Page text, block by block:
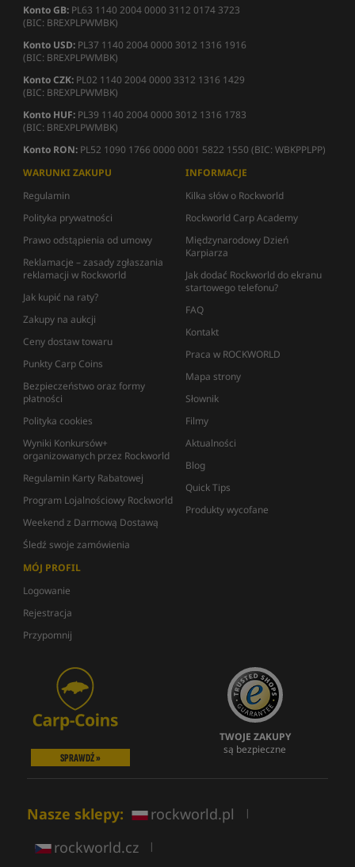
Konto GB: PL63 1140 2004 0000 3112 0174 3723
(BIC: BREXPLPWMBK)
Konto USD: PL37 1140 2004 0000 3012 1316 1916
(BIC: BREXPLPWMBK)
Konto CZK: PL02 1140 2004 0000 3312 1316 1429
(BIC: BREXPLPWMBK)
Konto HUF: PL39 1140 2004 0000 3012 1316 1783
(BIC: BREXPLPWMBK)
Konto RON: PL52 1090 1766 0000 0001 5822 1550 (BIC: WBKPPLPP)
WARUNKI ZAKUPU
Regulamin
Polityka prywatności
Prawo odstąpienia od umowy
Reklamacje – zasady zgłaszania
reklamacji w Rockworld
Jak kupić na raty?
Zakupy na aukcji
Ceny dostaw towaru
Punkty Carp Coins
Bezpieczeństwo oraz formy
płatności
Polityka cookies
Wyniki Konkursów+
organizowanych przez Rockworld
Regulamin Karty Rabatowej
Program Lojalnościowy Rockworld
Weekend z Darmową Dostawą
Śledź swoje zamówienia
INFORMACJE
Kilka słów o Rockworld
Rockworld Carp Academy
Międzynarodowy Dzień
Karpiarza
Jak dodać Rockworld do ekranu
startowego telefonu?
FAQ
Kontakt
Praca w ROCKWORLD
Mapa strony
Słownik
Filmy
Aktualności
Blog
Quick Tips
Produkty wycofane
MÓJ PROFIL
Logowanie
Rejestracja
Przypomnij
SPRAWDŹ »
TWOJE ZAKUPY
są bezpieczne
Nasze sklepy: rockworld.pl |
rockworld.cz |